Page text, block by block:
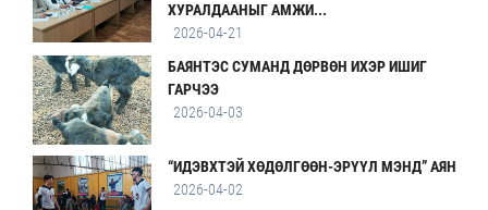
ХУРАЛДААНЫГ АМЖИ...
2026-04-21
БАЯНТЭС СУМАНД ДӨРВӨН ИХЭР ИШИГ
ГАРЧЭЭ
2026-04-03
“ИДЭВХТЭЙ ХӨДӨЛГӨӨН-ЭРҮҮЛ МЭНД” АЯН
2026-04-02